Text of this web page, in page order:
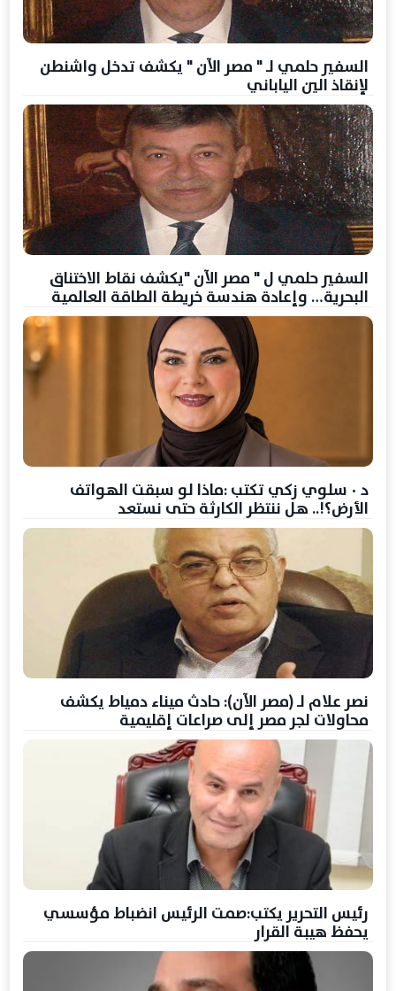
السفير حلمي لـ " مصر الآن " يكشف تدخل واشنطن
لإنقاذ الين الياباني
السفير حلمي ل " مصر الآن "يكشف نقاط الاختناق
البحرية… وإعادة هندسة خريطة الطاقة العالمية
د ٠ سلوي زكي تكتب :ماذا لو سبقت الهواتف
الأرض؟!.. هل ننتظر الكارثة حتى نستعد
نصر علام لـ (مصر الآن): حادث ميناء دمياط يكشف
محاولات لجر مصر إلى صراعات إقليمية
رئيس التحرير يكتب:صمت الرئيس انضباط مؤسسي
يحفظ هيبة القرار